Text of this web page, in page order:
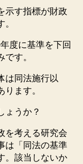
示す指標が財政
度に基準を下回
す。
は同法施行以
ます。
ょうか？
を考える研究会
は「同法の基準
。該当しないか